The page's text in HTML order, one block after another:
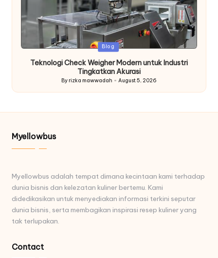
Posted
Blog
Teknologi Check Weigher Modern untuk Industri
Tingkatkan Akurasi
Posted
By rizka mawwadah August 5, 2026
Myellowbus
Myellowbus adalah tempat dimana kecintaan kami terhadap
dunia bisnis dan kelezatan kuliner bertemu. Kami
didedikasikan untuk menyediakan informasi terkini seputar
dunia bisnis, serta membagikan inspirasi resep kuliner yang
tak terlupakan.
Contact